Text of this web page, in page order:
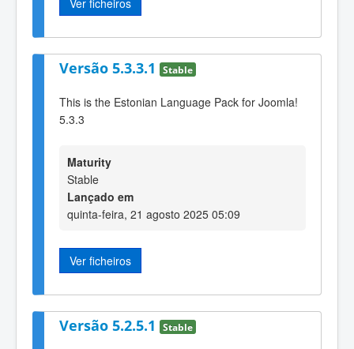
Versão 5.3.3.1 Stable
This is the Estonian Language Pack for Joomla!
5.3.3
Maturity
Stable
Lançado em
quinta-feira, 21 agosto 2025 05:09
Ver ficheiros
Versão 5.2.5.1 Stable